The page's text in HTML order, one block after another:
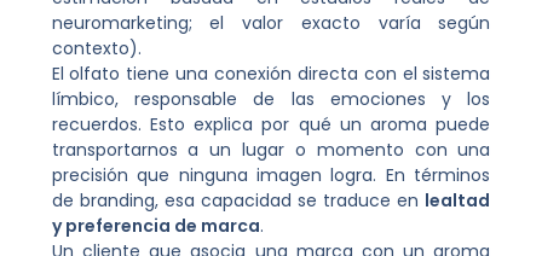
neuromarketing; el valor exacto varía según
contexto).
El olfato tiene una conexión directa con el sistema
límbico, responsable de las emociones y los
recuerdos. Esto explica por qué un aroma puede
transportarnos a un lugar o momento con una
precisión que ninguna imagen logra. En términos
de branding, esa capacidad se traduce en lealtad
y preferencia de marca.
Un cliente que asocia una marca con un aroma